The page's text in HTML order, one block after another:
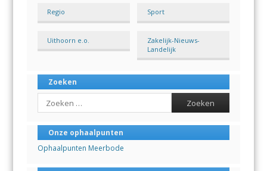
Regio Sport
Uithoorn e.o.
Zakelijk-Nieuws-
Landelijk
Zoeken
Search
Onze ophaalpunten
Ophaalpunten Meerbode